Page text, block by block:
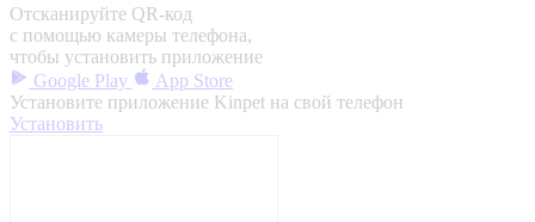
Отсканируйте QR-код
с помощью камеры телефона,
чтобы установить приложение
Google Play
App Store
Установите приложение Kinpet на свой телефон
Установить